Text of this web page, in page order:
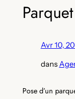
Avr 10,
dans
Pose d’un